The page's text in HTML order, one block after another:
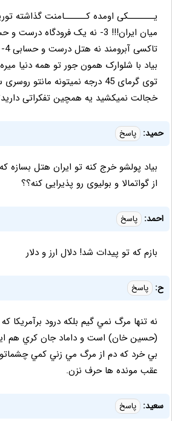
یـــــــکی اومده کــــــامنت گذاشته
میان ایران!!! 3- نه یک فرودگاه
بیاد با شلوارک همون جور تو همه دنیا
توی گرمای 45 درجه نمیتونه
خجالت نمیکشید یه همچین تفکراتی
حمید: پاسخ
بیاد پولشو خرج کنه تو ایران هتل بسازه
از گواتمالا و بولیوی رو پذیرایی کنه؟؟
احمد: پاسخ
بازم که تو پیدات شد! دلال ارز و دلار
ح: پاسخ
نه تنها مرگ نمي گيم بلکه درود برآمريکا
(حسين خان) است و داماد جان کري هم
بي خرد که دم از مرگ مي زني کمي
عقب مونده ها حرف نزن.
سعید: پاسخ